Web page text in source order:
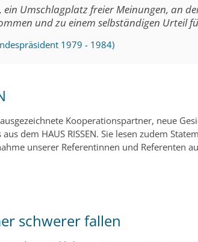
ein Umschlagplatz freier Meinungen, an
und zu einem selbständigen Urteil
1979 - 1984)
Kooperationspartner, neue
dem HAUS RISSEN. Sie lesen zudem
unserer Referentinnen und Referenten
schwerer fallen